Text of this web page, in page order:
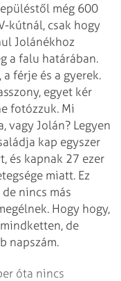
még 600
kútnál, csak hogy
Jolánékhoz
a falu határában.
férje és a gyerek.
egyet kér
fotózzuk. Mi
vagy Jolán? Legyen
kap egyszer
és kapnak 27 ezer
miatt. Ez
nincs más
Hogy hogy,
de
napszám.
óta nincs